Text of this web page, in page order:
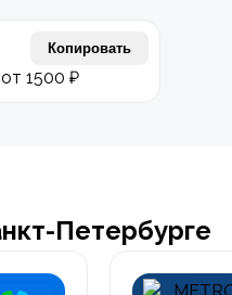
Копировать
1500 ₽
Петербурге